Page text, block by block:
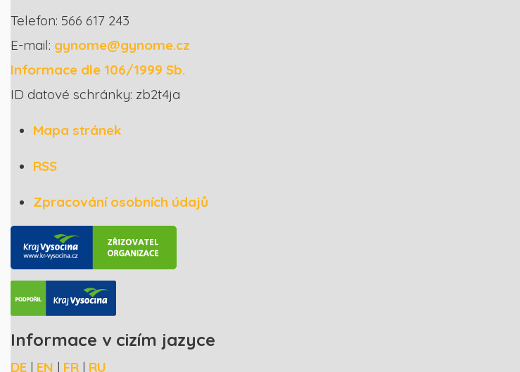
Telefon: 566 617 243
E-mail: gynome@gynome.cz
Informace dle 106/1999 Sb.
ID datové schránky: zb2t4ja
Mapa stránek
RSS
Zpracování osobních údajů
Informace v cizím jazyce
DE | EN | FR | RU